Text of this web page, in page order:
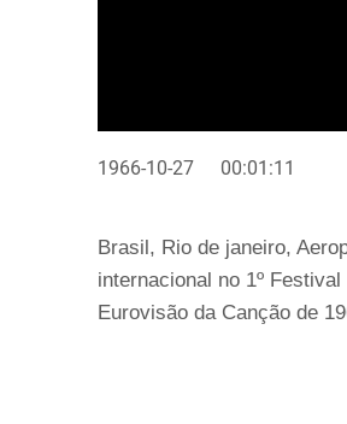
1966-10-27 00:01:11
Brasil, Rio de janeiro,
internacional no 1º
Eurovisão da Canção de